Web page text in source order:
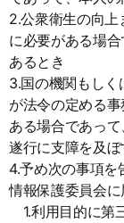
2.公衆衛生の向
に必要がある場
あるとき
3.国の機関もし
が法令の定める
ある場合であっ
遂行に支障を及
4.予め次の事項を
情報保護委員会
1.利用目的に第